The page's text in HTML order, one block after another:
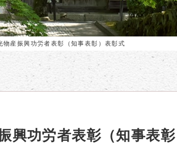
物産振興功労者表彰（知事表彰）表彰式
興功労者表彰（知事表